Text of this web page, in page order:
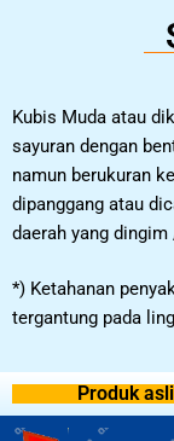
Kubis Muda atau
sayuran dengan
namun berukuran
dipanggang atau
daerah yang
*) Ketahanan
tergantung pada
Produk